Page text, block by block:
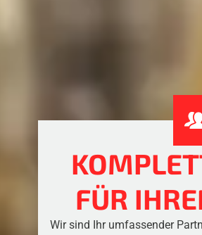
FÜR
Wir sind Ihr umfassender